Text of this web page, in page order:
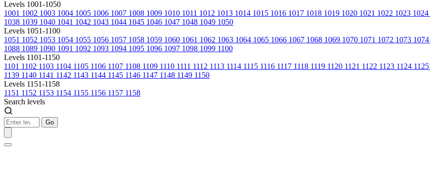
Levels 1001-1050
1001 1002 1003 1004 1005 1006 1007 1008 1009 1010 1011 1012 1013 1014 1015 1016 1017 1018 1019 1020 1021 1022 1023 1024
1038 1039 1040 1041 1042 1043 1044 1045 1046 1047 1048 1049 1050
Levels 1051-1100
1051 1052 1053 1054 1055 1056 1057 1058 1059 1060 1061 1062 1063 1064 1065 1066 1067 1068 1069 1070 1071 1072 1073 1074
1088 1089 1090 1091 1092 1093 1094 1095 1096 1097 1098 1099 1100
Levels 1101-1150
1101 1102 1103 1104 1105 1106 1107 1108 1109 1110 1111 1112 1113 1114 1115 1116 1117 1118 1119 1120 1121 1122 1123 1124 1125
1139 1140 1141 1142 1143 1144 1145 1146 1147 1148 1149 1150
Levels 1151-1158
1151 1152 1153 1154 1155 1156 1157 1158
Search levels
Go